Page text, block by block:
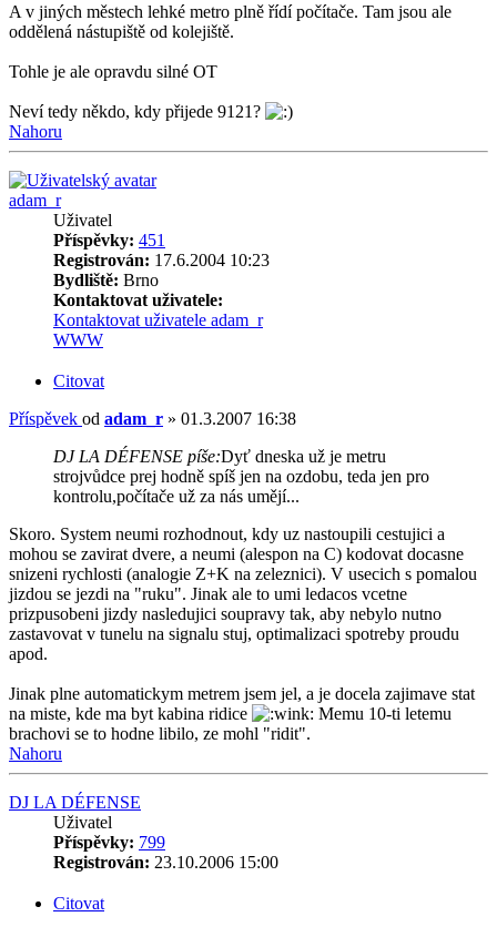
A v jiných městech lehké metro plně řídí počítače. Tam jsou ale
oddělená nástupiště od kolejiště.
Tohle je ale opravdu silné OT
Neví tedy někdo, kdy přijede 9121?
Nahoru
adam_r
Uživatel
Příspěvky: 451
Registrován: 17.6.2004 10:23
Bydliště: Brno
Kontaktovat uživatele:
Kontaktovat uživatele adam_r
WWW
Citovat
Příspěvek od adam_r » 01.3.2007 16:38
DJ LA DÉFENSE píše:Dyť dneska už je metru
strojvůdce prej hodně spíš jen na ozdobu, teda jen pro
kontrolu,počítače už za nás umějí...
Skoro. System neumi rozhodnout, kdy uz nastoupili cestujici a
mohou se zavirat dvere, a neumi (alespon na C) kodovat docasne
snizeni rychlosti (analogie Z+K na zeleznici). V usecich s pomalou
jizdou se jezdi na "ruku". Jinak ale to umi ledacos vcetne
prizpusobeni jizdy nasledujici soupravy tak, aby nebylo nutno
zastavovat v tunelu na signalu stuj, optimalizaci spotreby proudu
apod.
Jinak plne automatickym metrem jsem jel, a je docela zajimave stat
na miste, kde ma byt kabina ridice
Memu 10-ti letemu
brachovi se to hodne libilo, ze mohl "ridit".
Nahoru
DJ LA DÉFENSE
Uživatel
Příspěvky: 799
Registrován: 23.10.2006 15:00
Citovat